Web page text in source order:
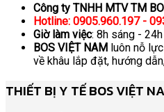
Công ty TNHH MTV TM
Hotline: 0905.960.197 -
Giờ làm việc: 8h sáng -
BOS VIỆT NAM luôn nỗ
về khâu lắp đặt, hướng
THIẾT BỊ Y TẾ BOS VIỆT